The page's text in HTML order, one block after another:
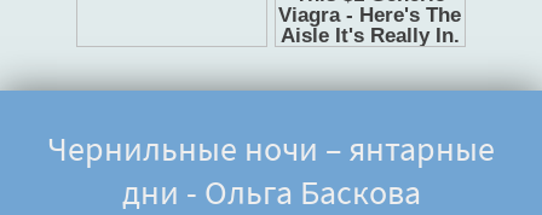
Чернильные ночи – янтарные
дни - Ольга Баскова